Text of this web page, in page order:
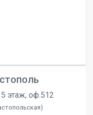
этаж, оф.512